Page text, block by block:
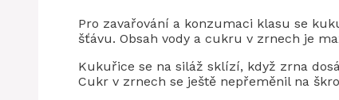
Pro zavařování a konzumaci klasu se
šťávu. Obsah vody a cukru v zrnech je
Kukuřice se na siláž sklízí, když zrna
Cukr v zrnech se ještě nepřeměnil na